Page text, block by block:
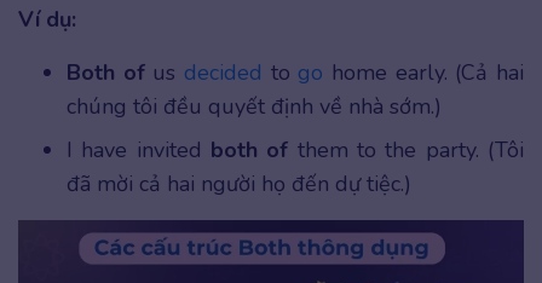
Ví dụ:
Both ofus decided to go home early. (Cả hai
chúng tôi đều quyết định về nhà sớm.)
I have invited both of them to the party. (Tôi
đã mời cả hai người họ đến dự tiệc.)